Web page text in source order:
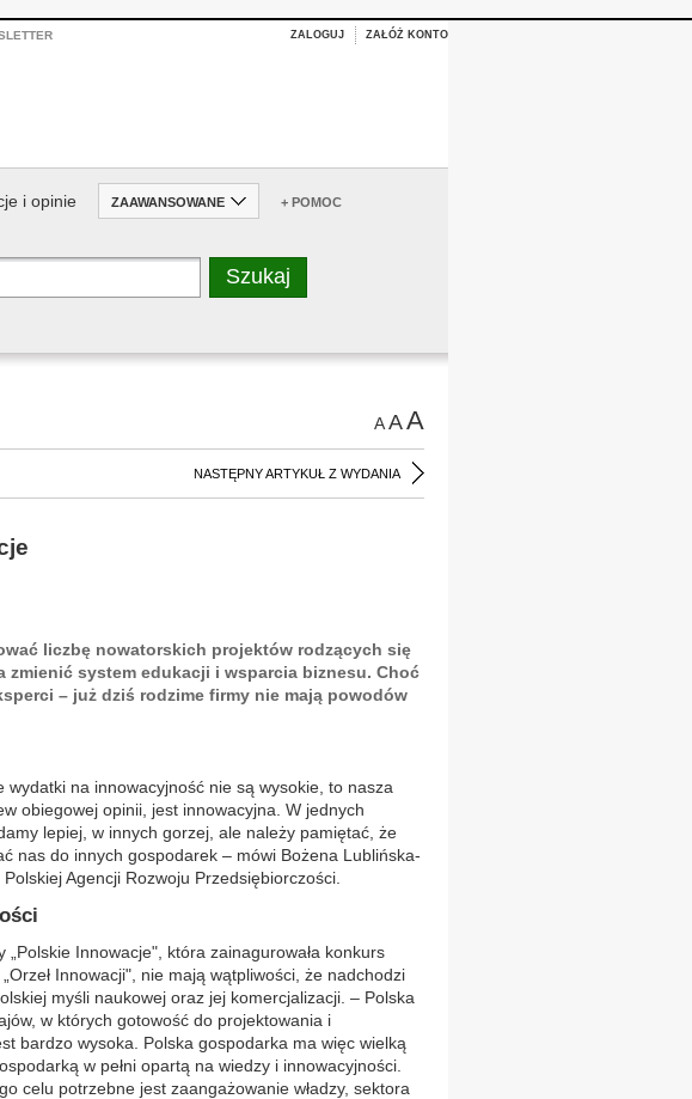
ZALOGUJ ZAŁÓŻ KONTO
i opinie ZAAWANSOWANE + POMOC
AAA
NASTĘPNY ARTYKUŁ Z WYDANIA
liczbę nowatorskich projektów rodzących się
zmienić system edukacji i wsparcia biznesu. Choć
– już dziś rodzime firmy nie mają powodów
wydatki na innowacyjność nie są wysokie, to nasza
obiegowej opinii, jest innowacyjna. W jednych
lepiej, w innych gorzej, ale należy pamiętać, że
nas do innych gospodarek – mówi Bożena Lublińska-
Agencji Rozwoju Przedsiębiorczości.
„Polskie Innowacje", która zainagurowała konkurs
„Orzeł Innowacji", nie mają wątpliwości, że nadchodzi
myśli naukowej oraz jej komercjalizacji. – Polska
w których gotowość do projektowania i
bardzo wysoka. Polska gospodarka ma więc wielką
w pełni opartą na wiedzy i innowacyjności.
celu potrzebne jest zaangażowanie władzy, sektora